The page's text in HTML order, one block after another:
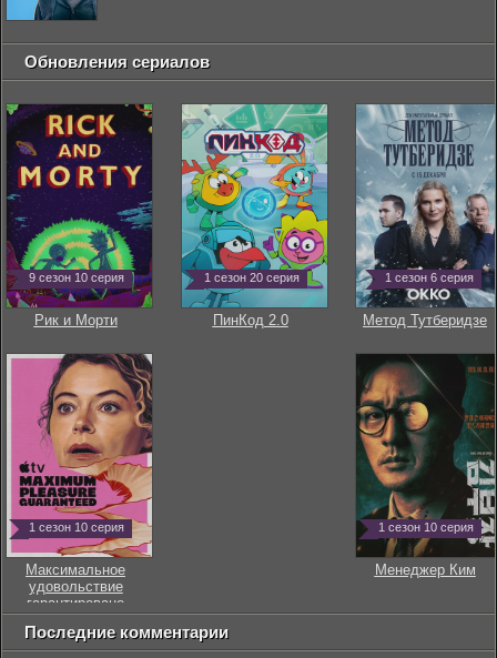
Обновления сериалов
9 сезон 10 серия
Рик и Морти
1 сезон 20 серия
ПинКод 2.0
1 сезон 6 серия
Метод Тутберидзе
1 сезон 10 серия
Максимальное
удовольствие
гарантировано
1 сезон 10 серия
Менеджер Ким
Последние комментарии